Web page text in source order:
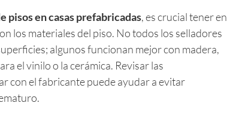
pisos en casas prefabricadas, es crucial tener en
los materiales del piso. No todos los selladores
algunos funcionan mejor con madera,
el vinilo o la cerámica. Revisar las
con el fabricante puede ayudar a evitar